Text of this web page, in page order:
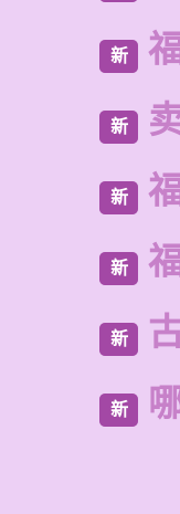
新
新
新
新
新
新